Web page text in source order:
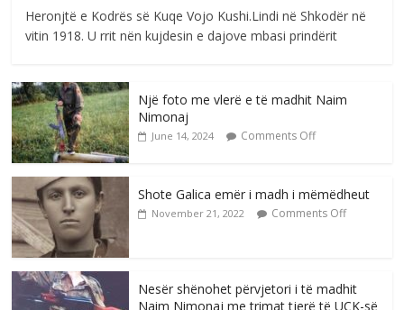
Heronjtë e Kodrës së Kuqe Vojo Kushi.Lindi në Shkodër në
vitin 1918. U rrit nën kujdesin e dajove mbasi prindërit
Një foto me vlerë e të madhit Naim
Nimonaj
June 14, 2024 Comments Off
Shote Galica emër i madh i mëmëdheut
November 21, 2022 Comments Off
Nesër shënohet përvjetori i të madhit
Naim Nimonaj me trimat tjerë të UÇK-së